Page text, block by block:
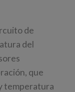
de
del
que
temperatura